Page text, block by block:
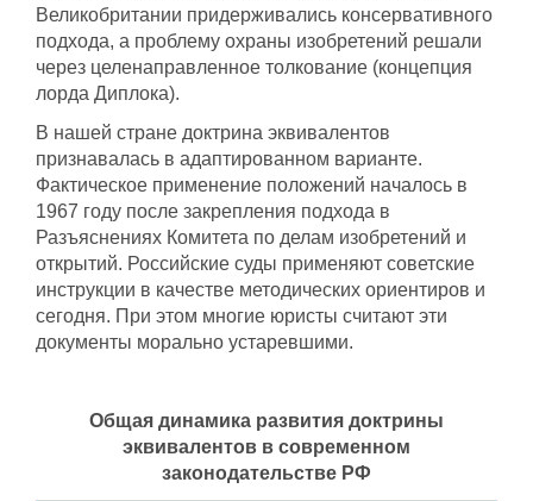
Великобритании придерживались консервативного
подхода, а проблему охраны изобретений решали
через целенаправленное толкование (концепция
лорда Диплока).
В нашей стране доктрина эквивалентов
признавалась в адаптированном варианте.
Фактическое применение положений началось в
1967 году после закрепления подхода в
Разъяснениях Комитета по делам изобретений и
открытий. Российские суды применяют советские
инструкции в качестве методических ориентиров и
сегодня. При этом многие юристы считают эти
документы морально устаревшими.
Общая динамика развития доктрины
эквивалентов в современном
законодательстве РФ